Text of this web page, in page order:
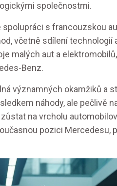
společnostmi.
s francouzskou
včetně sdílení technologií
malých aut a
Benz.
významných okamžiků a
náhody, ale pečlivě
na vrcholu
pozici Mercedesu,